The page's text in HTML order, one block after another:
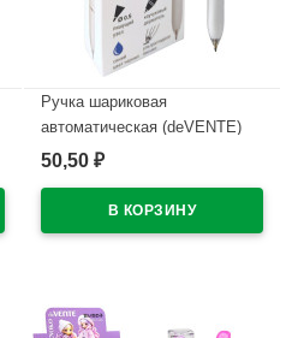
Ручка шариковая
автоматическая (deVENTE)
ПРОСТО БЕЛЫЙ (JUST
каучуковый держатель,
синий, 0,5мм, масло
50,50 ₽